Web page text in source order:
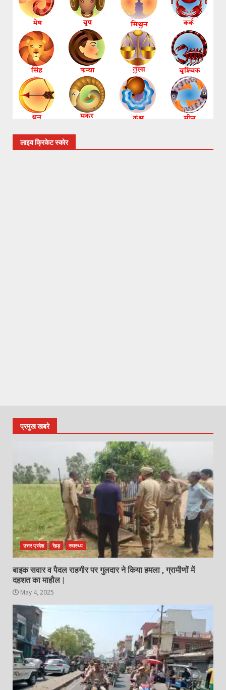
लाइव क्रिकेट स्कोर
प्रमुख खबरे
उत्तर प्रदेश रेहड़ स्वास्थ्य
बाइक सवार व पैदल राहगीर पर गुलदार ने किया हमला , ग्रामीणों में
दहशत का माहौल |
May 4, 2025